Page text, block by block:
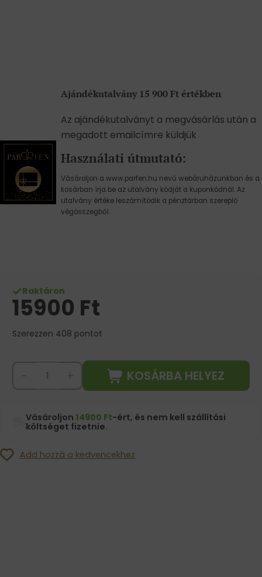
Ajándékutalvány 15 900 Ft értékben
Az ajándékutalványt a megvásárlás után a
megadott emailcímre küldjük
Használati útmutató:
Vásároljon a www.parfen.hu nevű webáruházunkban és a
kosárban írja be az utalvány kódját a kuponkódnál. Az
utalvány értéke leszámítódik a pénztárban szereplő
végösszegből.
Raktáron
15900 Ft
Szerezzen 408 pontot
KOSÁRBA HELYEZ
Vásároljon14900 Ft-ért, és nem kell szállítási
költséget fizetnie.
Add hozzá a kedvencekhez